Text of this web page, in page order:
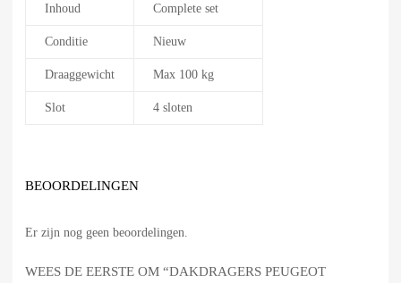
Inhoud Complete set
Conditie Nieuw
Draaggewicht Max 100 kg
Slot 4 sloten
BEOORDELINGEN
Er zijn nog geen beoordelingen.
WEES DE EERSTE OM “DAKDRAGERS PEUGEOT